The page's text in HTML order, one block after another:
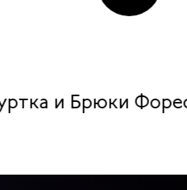
и Брюки